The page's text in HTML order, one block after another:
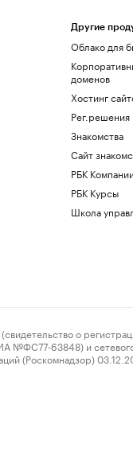
Другие
Облако для
доменов
Хостинг
Рег.решения
Знакомства
Сайт
РБК
РБК Курсы
Школа
о
63848) и
(Роскомнадзор)